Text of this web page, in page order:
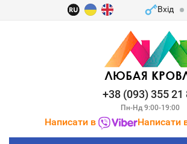
Вхід
+38 (093) 355 21
Пн-Нд 9:00-19:00
Написати в Написати